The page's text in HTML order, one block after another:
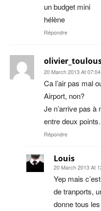
un budget mini
hélène
Répondre
20 March 2013 At 07:04
Ca l’air pas mal
Airport, non?
Je n’arrive pas
entre deux
Répondre
Louis
20 March 2013 At
Yep mais
de tranports,
donne tous